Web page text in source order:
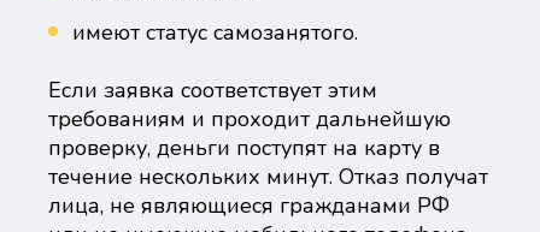
имеют статус самозанятого.
Если заявка соответствует этим
требованиям и проходит дальнейшую
проверку, деньги поступят на карту в
течение нескольких минут. Отказ получат
лица, не являющиеся гражданами РФ